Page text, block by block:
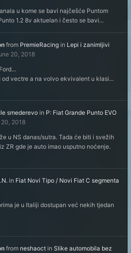
u kome se bavi najčešće Puntom
1.2 8v aktuelan i često se bavi...
from PremieRacing in Lepi i zanimljivi
20, 2018
od vectre a na volvo ekvivalent u klasi...
smederevo in P: Fiat Grande Punto EVO
2018
u NS danas/sutra. Tada će biti i svežih
ZR gde je auto imao usputno noćenje.
in Fiat Novi Tipo / Novi Fiat C segmenta
je u Italiji dostupan već nekih tjedan
from neshaoct in Slike automobila bez